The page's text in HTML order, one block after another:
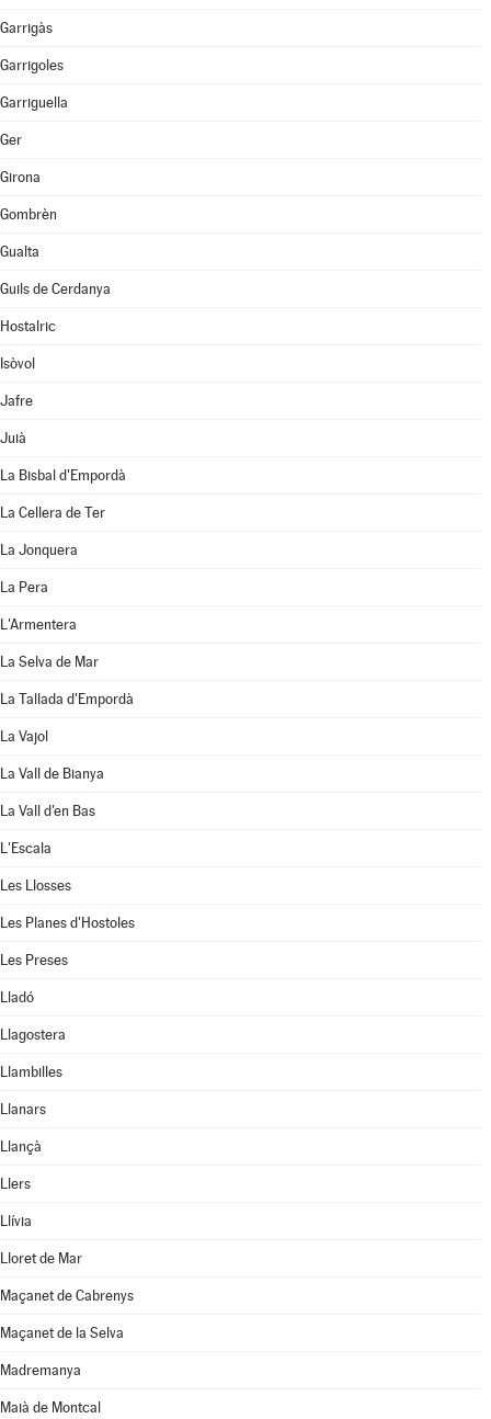
Garrigàs
Garrigoles
Garriguella
Ger
Girona
Gombrèn
Gualta
Guils de Cerdanya
Hostalric
Isòvol
Jafre
Juià
La Bisbal d'Empordà
La Cellera de Ter
La Jonquera
La Pera
L'Armentera
La Selva de Mar
La Tallada d'Empordà
La Vajol
La Vall de Bianya
La Vall d'en Bas
L'Escala
Les Llosses
Les Planes d'Hostoles
Les Preses
Lladó
Llagostera
Llambilles
Llanars
Llançà
Llers
Llívia
Lloret de Mar
Maçanet de Cabrenys
Maçanet de la Selva
Madremanya
Maià de Montcal